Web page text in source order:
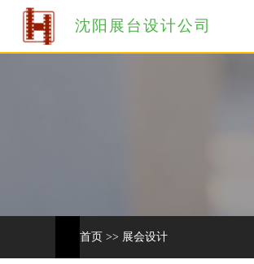
沈阳展台设计公司
首页 >> 展会设计